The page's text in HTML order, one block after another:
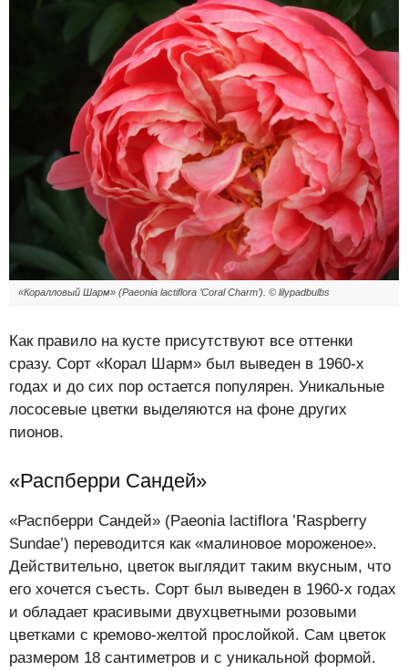
«Коралловый Шарм» (Paeonia lactiflora ’Coral Charm’). © lilypadbulbs
Как правило на кусте присутствуют все оттенки
сразу. Сорт «Корал Шарм» был выведен в 1960-х
годах и до сих пор остается популярен. Уникальные
лососевые цветки выделяются на фоне других
пионов.
«Распберри Сандей»
«Распберри Сандей» (Paeonia lactiflora ’Raspberry
Sundae’) переводится как «малиновое мороженое».
Действительно, цветок выглядит таким вкусным, что
его хочется съесть. Сорт был выведен в 1960-х годах
и обладает красивыми двухцветными розовыми
цветками с кремово-желтой прослойкой. Сам цветок
размером 18 сантиметров и с уникальной формой.